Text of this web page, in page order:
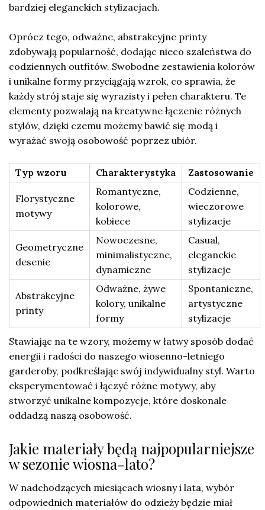
bardziej eleganckich stylizacjach.
Oprócz tego, odważne, abstrakcyjne printy
zdobywają popularność, dodając nieco szaleństwa do
codziennych outfitów. Swobodne zestawienia kolorów
i unikalne formy przyciągają wzrok, co sprawia, że
każdy strój staje się wyrazisty i pełen charakteru. Te
elementy pozwalają na kreatywne łączenie różnych
stylów, dzięki czemu możemy bawić się modą i
wyrażać swoją osobowość poprzez ubiór.
Typ wzoru Charakterystyka Zastosowanie
Florystyczne
motywy
Romantyczne,
kolorowe,
kobiece
Codzienne,
wieczorowe
stylizacje
Geometryczne
desenie
Nowoczesne,
minimalistyczne,
dynamiczne
Casual,
eleganckie
stylizacje
Abstrakcyjne
printy
Odważne, żywe
kolory, unikalne
formy
Spontaniczne,
artystyczne
stylizacje
Stawiając na te wzory, możemy w łatwy sposób dodać
energii i radości do naszego wiosenno-letniego
garderoby, podkreślając swój indywidualny styl. Warto
eksperymentować i łączyć różne motywy, aby
stworzyć unikalne kompozycje, które doskonale
oddadzą naszą osobowość.
Jakie materiały będą najpopularniejsze
w sezonie wiosna-lato?
W nadchodzących miesiącach wiosny i lata, wybór
odpowiednich materiałów do odzieży będzie miał